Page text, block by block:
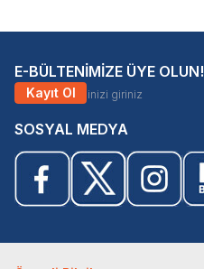
E-BÜLTENİMİZE ÜYE OLUN!
Kayıt Ol
SOSYAL MEDYA